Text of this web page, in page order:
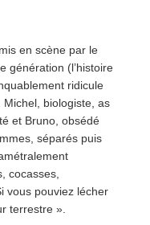
en scène par le
génération (l’histoire
ridicule
biologiste, as
et Bruno, obsédé
séparés puis
cocasses,
vous pouviez lécher
terrestre ».